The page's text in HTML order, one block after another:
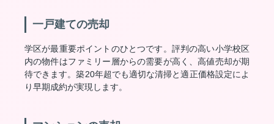
一戸建ての売却
学区が最重要ポイントのひとつです。評判の高い小学校区
内の物件はファミリー層からの需要が高く、高値売却が期
待できます。築20年超でも適切な清掃と適正価格設定によ
り早期成約が実現します。